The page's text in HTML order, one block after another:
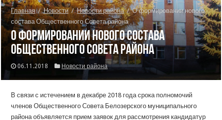
Главная / Новости / Новости района / О формировании нового
состава Общественного Совета района
О формировании нового состава
Общественного Совета района
06.11.2018 Новости района
В связи с истечением в декабре 2018 года срока полномочий
членов Общественного Совета Белозерского муниципального
района объявляется прием заявок для рассмотрения кандидатур